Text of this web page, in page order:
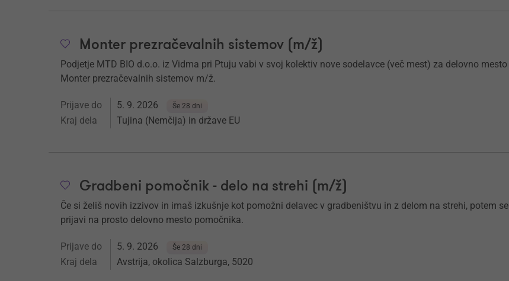
Monter prezračevalnih sistemov (m/ž)
Podjetje MTD BIO d.o.o. iz Vidma pri Ptuju vabi v svoj kolektiv nove sodelavce (več mest) za delovno mesto
Monter prezračevalnih sistemov m/ž.
Prijave do 5. 9. 2026 Še 28 dni
Kraj dela Tujina (Nemčija) in države EU
Gradbeni pomočnik - delo na strehi (m/ž)
Če si želiš novih izzivov in imaš izkušnje kot pomožni delavec v gradbeništvu in z delom na strehi, potem se
prijavi na prosto delovno mesto pomočnika.
Prijave do 5. 9. 2026 Še 28 dni
Kraj dela Avstrija, okolica Salzburga, 5020